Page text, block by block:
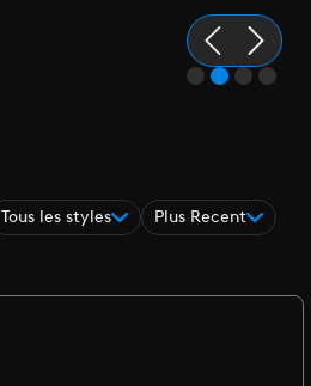
Tous les styles Plus Recent